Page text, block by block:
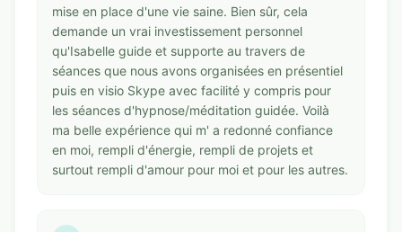
mise en place d'une vie saine. Bien sûr, cela
demande un vrai investissement personnel
qu'Isabelle guide et supporte au travers de
séances que nous avons organisées en présentiel
puis en visio Skype avec facilité y compris pour
les séances d'hypnose/méditation guidée. Voilà
ma belle expérience qui m' a redonné confiance
en moi, rempli d'énergie, rempli de projets et
surtout rempli d'amour pour moi et pour les autres.